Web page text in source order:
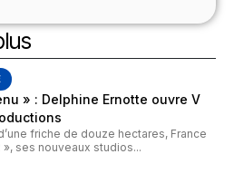
» : Delphine Ernotte ouvre V
friche de douze hectares, France
ses nouveaux studios...